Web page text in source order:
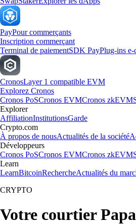
PayPour commerçants
Inscription commerçant
Terminal de paiementSDK PayPlug-ins e-
CronosLayer 1 compatible EVM
Explorez Cronos
Cronos PoSCronos EVMCronos zkEVM
Explorer
AffiliationInstitutionsGarde
Crypto.com
À propos de nousActualités de la société
Développeurs
Cronos PoSCronos EVMCronos zkEVM
Learn
LearnBitcoinRechercheActualités du
CRYPTO
Votre courtier